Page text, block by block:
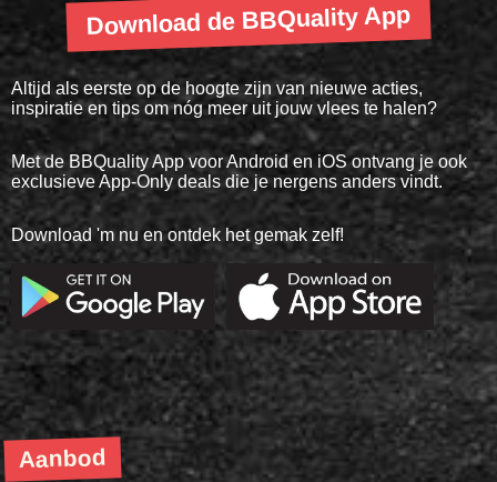
Download de BBQuality App
Altijd als eerste op de hoogte zijn van nieuwe acties,
inspiratie en tips om nóg meer uit jouw vlees te halen?
Met de BBQuality App voor Android en iOS ontvang je ook
exclusieve App-Only deals die je nergens anders vindt.
Download 'm nu en ontdek het gemak zelf!
Aanbod